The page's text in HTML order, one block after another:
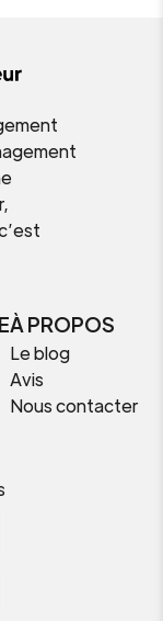
À PROPOS
Le blog
Avis
Nous contacter